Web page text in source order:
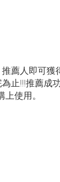
薦人即可獲
止!!!推薦成
使用。​